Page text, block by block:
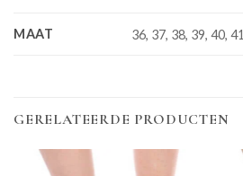
MAAT 36, 37, 38, 39, 40, 41
GERELATEERDE PRODUCTEN